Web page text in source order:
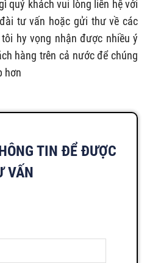
quý khách vui lòng liên hệ với
tư vấn hoặc gửi thư về các
hy vọng nhận được nhiều ý
hàng trên cả nước để chúng
hơn
TIN ĐỂ ĐƯỢC
VẤN